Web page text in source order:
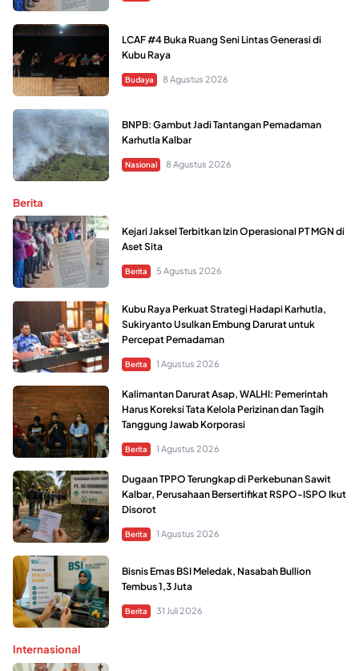
LCAF #4 Buka Ruang Seni Lintas Generasi di
Kubu Raya
Budaya 8 Agustus 2026
BNPB: Gambut Jadi Tantangan Pemadaman
Karhutla Kalbar
Nasional 8 Agustus 2026
Berita
Kejari Jaksel Terbitkan Izin Operasional PT MGN di
Aset Sita
Berita 5 Agustus 2026
Kubu Raya Perkuat Strategi Hadapi Karhutla,
Sukiryanto Usulkan Embung Darurat untuk
Percepat Pemadaman
Berita 1 Agustus 2026
Kalimantan Darurat Asap, WALHI: Pemerintah
Harus Koreksi Tata Kelola Perizinan dan Tagih
Tanggung Jawab Korporasi
Berita 1 Agustus 2026
Dugaan TPPO Terungkap di Perkebunan Sawit
Kalbar, Perusahaan Bersertifikat RSPO-ISPO Ikut
Disorot
Berita 1 Agustus 2026
Bisnis Emas BSI Meledak, Nasabah Bullion
Tembus 1,3 Juta
Berita 31 Juli 2026
Internasional